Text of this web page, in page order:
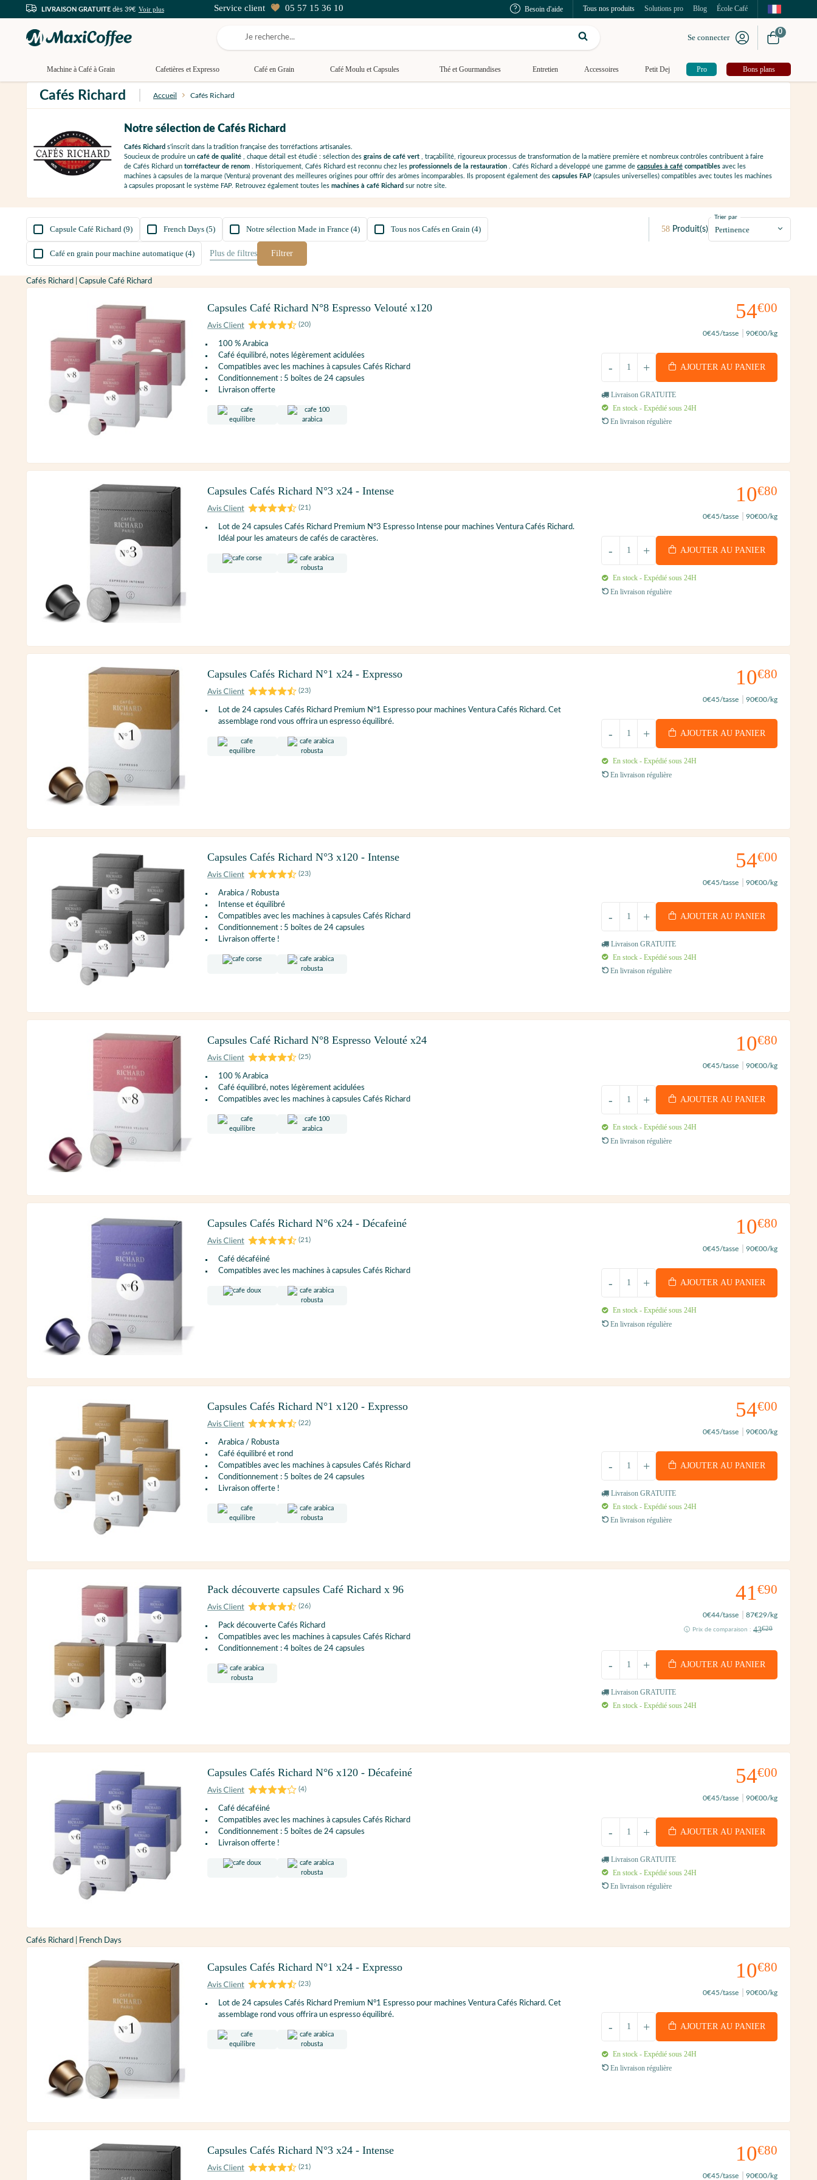
LIVRAISON GRATUITE dès 39€ Voir plus Service client 05 57 15 36 10 Besoin d'aide Tous nos produits Solutions pro Blog École Café
Se connecter
0
Machine à Café à Grain Cafetières et Expresso Café en Grain Café Moulu et Capsules Thé et Gourmandises Entretien Accessoires Petit Dej Pro Bons plans
Cafés Richard Accueil Cafés Richard
Notre sélection de Cafés Richard
Cafés Richard s'inscrit dans la tradition française des torréfactions artisanales.
Soucieux de produire un café de qualité , chaque détail est étudié : sélection des grains de café vert , traçabilité, rigoureux processus de transformation de la matière première et nombreux contrôles contribuent à faire
de Cafés Richard un torréfacteur de renom . Historiquement, Cafés Richard est reconnu chez les professionnels de la restauration . Cafés Richard a développé une gamme de capsules à café compatibles avec les
machines à capsules de la marque (Ventura) provenant des meilleures origines pour offrir des arômes incomparables. Ils proposent également des capsules FAP (capsules universelles) compatibles avec toutes les machines
à capsules proposant le système FAP. Retrouvez également toutes les machines à café Richard sur notre site.
Capsule Café Richard (9) French Days (5) Notre sélection Made in France (4) Tous nos Cafés en Grain (4)
Café en grain pour machine automatique (4) Plus de filtres Filtrer
58 Produit(s)
Trier par
Cafés Richard | Capsule Café Richard
Capsules Café Richard N°8 Espresso Velouté x120
(20)
100 % Arabica
Café équilibré, notes légèrement acidulées
Compatibles avec les machines à capsules Cafés Richard
Conditionnement : 5 boîtes de 24 capsules
Livraison offerte
54€00
0€45/tasse 90€00/kg
+
- AJOUTER AU PANIER
Livraison GRATUITE
En stock - Expédié sous 24H
En livraison régulière
Capsules Cafés Richard N°3 x24 - Intense
(21)
Lot de 24 capsules Cafés Richard Premium N°3 Espresso Intense pour machines Ventura Cafés Richard.
Idéal pour les amateurs de cafés de caractères.
10€80
0€45/tasse 90€00/kg
+
- AJOUTER AU PANIER
En stock - Expédié sous 24H
En livraison régulière
Capsules Cafés Richard N°1 x24 - Expresso
(23)
Lot de 24 capsules Cafés Richard Premium N°1 Espresso pour machines Ventura Cafés Richard. Cet
assemblage rond vous offrira un espresso équilibré.
10€80
0€45/tasse 90€00/kg
+
- AJOUTER AU PANIER
En stock - Expédié sous 24H
En livraison régulière
Capsules Cafés Richard N°3 x120 - Intense
(23)
Arabica / Robusta
Intense et équilibré
Compatibles avec les machines à capsules Cafés Richard
Conditionnement : 5 boîtes de 24 capsules
Livraison offerte !
54€00
0€45/tasse 90€00/kg
+
- AJOUTER AU PANIER
Livraison GRATUITE
En stock - Expédié sous 24H
En livraison régulière
Capsules Café Richard N°8 Espresso Velouté x24
(25)
100 % Arabica
Café équilibré, notes légèrement acidulées
Compatibles avec les machines à capsules Cafés Richard
10€80
0€45/tasse 90€00/kg
+
- AJOUTER AU PANIER
En stock - Expédié sous 24H
En livraison régulière
Capsules Cafés Richard N°6 x24 - Décafeiné
(21)
Café décaféiné
Compatibles avec les machines à capsules Cafés Richard
10€80
0€45/tasse 90€00/kg
+
- AJOUTER AU PANIER
En stock - Expédié sous 24H
En livraison régulière
Capsules Cafés Richard N°1 x120 - Expresso
(22)
Arabica / Robusta
Café équilibré et rond
Compatibles avec les machines à capsules Cafés Richard
Conditionnement : 5 boîtes de 24 capsules
Livraison offerte !
54€00
0€45/tasse 90€00/kg
+
- AJOUTER AU PANIER
Livraison GRATUITE
En stock - Expédié sous 24H
En livraison régulière
Pack découverte capsules Café Richard x 96
(26)
Pack découverte Cafés Richard
Compatibles avec les machines à capsules Cafés Richard
Conditionnement : 4 boîtes de 24 capsules
41€90
0€44/tasse 87€29/kg
Prix de comparaison : 43€20
+
- AJOUTER AU PANIER
Livraison GRATUITE
En stock - Expédié sous 24H
Capsules Cafés Richard N°6 x120 - Décafeiné
(4)
Café décaféiné
Compatibles avec les machines à capsules Cafés Richard
Conditionnement : 5 boîtes de 24 capsules
Livraison offerte !
54€00
0€45/tasse 90€00/kg
+
- AJOUTER AU PANIER
Livraison GRATUITE
En stock - Expédié sous 24H
En livraison régulière
Cafés Richard | French Days
Capsules Cafés Richard N°1 x24 - Expresso
(23)
Lot de 24 capsules Cafés Richard Premium N°1 Espresso pour machines Ventura Cafés Richard. Cet
assemblage rond vous offrira un espresso équilibré.
10€80
0€45/tasse 90€00/kg
+
- AJOUTER AU PANIER
En stock - Expédié sous 24H
En livraison régulière
Capsules Cafés Richard N°3 x24 - Intense
(21)
10€80
0€45/tasse 90€00/kg